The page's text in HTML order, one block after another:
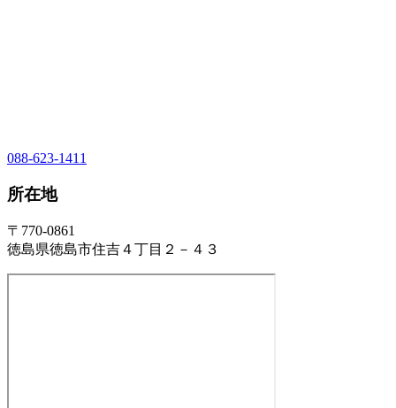
088-623-1411
所在地
〒770-0861
徳島県徳島市住吉４丁目２－４３